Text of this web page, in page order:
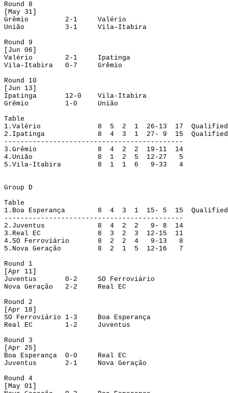
Round 8
May 31]
Grêmio
2-1
Valério
União
3-1
Vila–Itabira
Round 9
[Jun 06]
Valério
2-1
Ipatinga
Vila-Itabira
0-7
Grêmio
Round 10
[Jun 13]
Ipatinga
12-0
Vila-Itabira
Grêmio
1-0
União
Table
1.Valério
8 5 2 1 26-13 17
Qualified
2.Ipatinga
8 4 3 1 27- 9 15
Qualified
--------------------------------------------
3.Grêmio
8 4 2 2 19-11
14
4. União 8 1 2 5 12-27
5
5. Vila-Itabira 8 1 1 6 9-33 4
Group D
Table
1. Boa Esperança 8 4 3 1 15- 5 15
Qualified
--------------------------------------------
2. Juventus 8 4 2 2 9- 8
14
3. Real EC 8 3 2 3 12-15
11
4. SO Ferroviário 8 2 2 4 9-13
8
5. Nova Geração 8 2 1 5 12-16
7
Round 1
Apr 11]
Juventus
0-2
SO Ferroviário
Nova Geração
2-2
Real EC
Round 2
Apr 18]
SO Ferroviário
1-3
Boa Esperança
Real EC
1-2
Juventus
Round 3
[Apr 25]
Boa Esperança
0-0
Real EC
Juventus
2-1
Nova Geração
Round 4
May 01]